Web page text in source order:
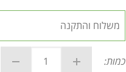
כמות: